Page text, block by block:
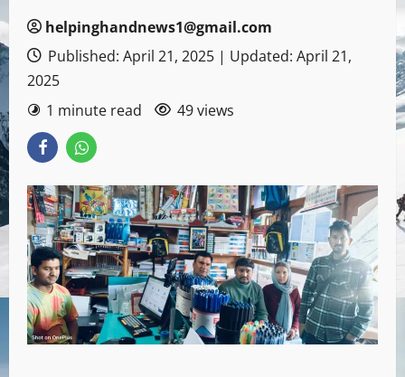
helpinghandnews1@gmail.com
Published: April 21, 2025 | Updated: April 21,
2025
1 minute read
49 views